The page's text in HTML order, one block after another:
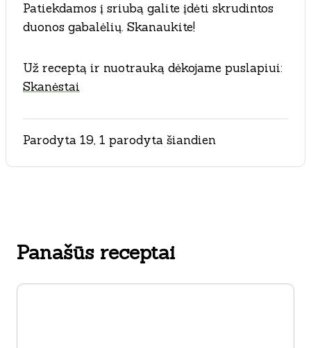
Patiekdamos į sriubą galite įdėti skrudintos
duonos gabalėlių. Skanaukite!
Už receptą ir nuotrauką dėkojame puslapiui:
Skanėstai
Parodyta 19, 1 parodyta šiandien
Panašūs receptai